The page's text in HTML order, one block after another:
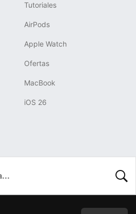
Tutoriales
AirPods
Apple Watch
Ofertas
MacBook
iOS 26